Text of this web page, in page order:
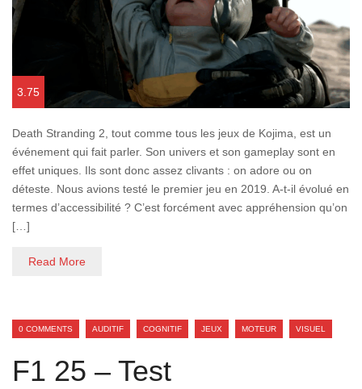
3.75
Death Stranding 2, tout comme tous les jeux de Kojima, est un
événement qui fait parler. Son univers et son gameplay sont en
effet uniques. Ils sont donc assez clivants : on adore ou on
déteste. Nous avions testé le premier jeu en 2019. A-t-il évolué en
termes d’accessibilité ? C’est forcément avec appréhension qu’on
[…]
Read More
0 COMMENTS AUDITIF COGNITIF JEUX MOTEUR VISUEL
F1 25 – Test